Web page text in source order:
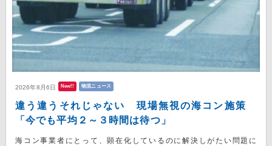
2026年8月6日 New!! 物流ニュース
違う違うそれじゃない 現場無視の海コン施策
「今でも平均２～３時間は待つ」
海コン事業者にとって、顕在化しているのに解決しがたい問題に